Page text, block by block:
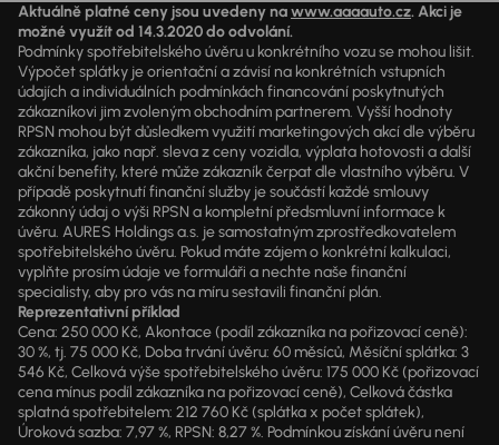
Aktuálně platné ceny jsou uvedeny nawww.aaaauto.cz. Akci je
možné využít od 14.3.2020 do odvolání.
Podmínky spotřebitelského úvěru u konkrétního vozu se mohou lišit.
Výpočet splátky je orientační a závisí na konkrétních vstupních
údajích a individuálních podmínkách financování poskytnutých
zákazníkovi jim zvoleným obchodním partnerem. Vyšší hodnoty
RPSN mohou být důsledkem využití marketingových akcí dle výběru
zákazníka, jako např. sleva z ceny vozidla, výplata hotovosti a další
akční benefity, které může zákazník čerpat dle vlastního výběru. V
případě poskytnutí finanční služby je součástí každé smlouvy
zákonný údaj o výši RPSN a kompletní předsmluvní informace k
úvěru. AURES Holdings a.s. je samostatným zprostředkovatelem
spotřebitelského úvěru. Pokud máte zájem o konkrétní kalkulaci,
vyplňte prosím údaje ve formuláři a nechte naše finanční
specialisty, aby pro vás na míru sestavili finanční plán.
Reprezentativní příklad
Cena: 250 000 Kč, Akontace (podíl zákazníka na pořizovací ceně):
30 %, tj. 75 000 Kč, Doba trvání úvěru: 60 měsíců, Měsíční splátka: 3
546 Kč, Celková výše spotřebitelského úvěru: 175 000 Kč (pořizovací
cena mínus podíl zákazníka na pořizovací ceně), Celková částka
splatná spotřebitelem: 212 760 Kč (splátka x počet splátek),
Úroková sazba: 7,97 %, RPSN: 8,27 %. Podmínkou získání úvěru není